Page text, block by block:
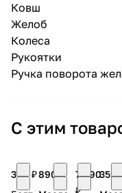
Ковш
Желоб
Колеса
Рукоятки
Ручка поворота
С этим
398 ₽890 ₽
7 990
₽
359